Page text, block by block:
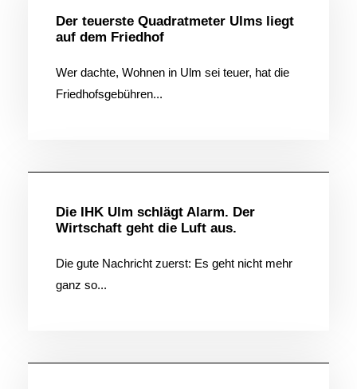
Der teuerste Quadratmeter Ulms liegt
auf dem Friedhof
Wer dachte, Wohnen in Ulm sei teuer, hat die
Friedhofsgebühren...
Die IHK Ulm schlägt Alarm. Der
Wirtschaft geht die Luft aus.
Die gute Nachricht zuerst: Es geht nicht mehr
ganz so...